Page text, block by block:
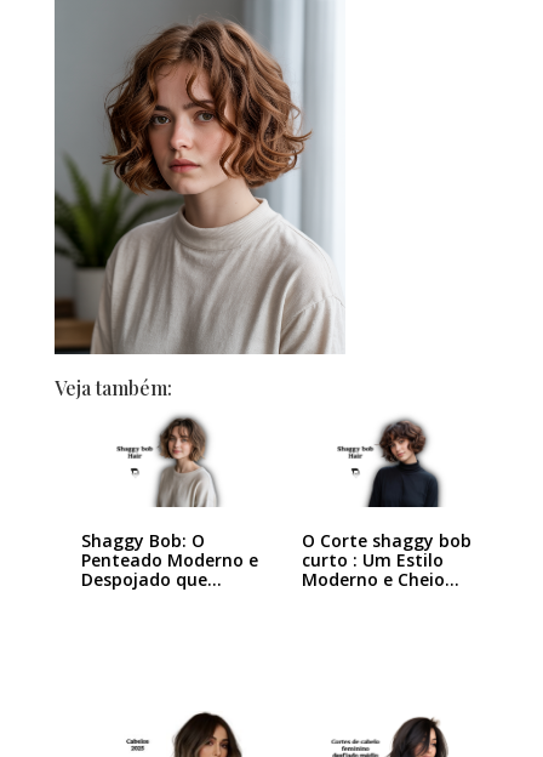
Veja também:
Shaggy Bob: O
Penteado Moderno e
Despojado que
O Corte shaggy bob
curto : Um Estilo
Moderno e Cheio…